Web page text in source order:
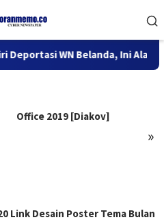
WN Belanda, Ini Alasannya
»
Office 2019 [Diakov]
Link Desain Poster Tema Bulan